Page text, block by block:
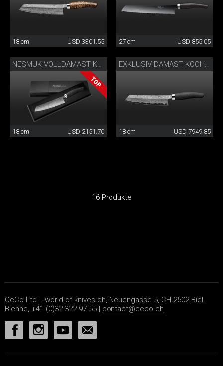
18 cm USD 3301.55 27 cm USD 855.05
NESMUK VOLLDAMAST KOCHMESSER
18 cm USD 2151.70
EXKLUSIV DAMAST KOCHMESSER
18 cm USD 7949.85
16 Produkte
CeCo Ltd. - world-of-knives.ch, Neuengasse 5, CH-2502 Biel-
Bienne, +41 (0)32 322 97 55 | contact@ceco.ch